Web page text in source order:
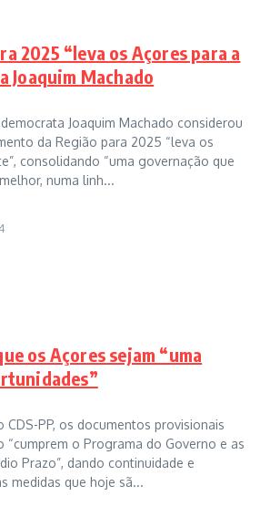
2025 “leva os Açores para a
Joaquim Machado
Joaquim Machado considerou
da Região para 2025 “leva os
consolidando “uma governação que
numa linh...
os Açores sejam “uma
CDS-PP, os documentos provisionais
“cumprem o Programa do Governo e as
Prazo”, dando continuidade e
medidas que hoje sã...